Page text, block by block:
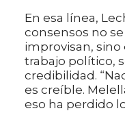
En esa línea,
consensos no
improvisan,
trabajo político,
credibilidad.
es creíble.
eso ha perdido